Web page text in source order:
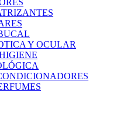
Y OCULAR